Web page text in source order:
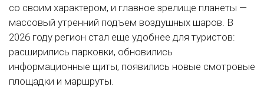
со своим характером, и главное зрелище планеты —
массовый утренний подъем воздушных шаров. В
2026 году регион стал еще удобнее для туристов:
расширились парковки, обновились
информационные щиты, появились новые смотровые
площадки и маршруты.